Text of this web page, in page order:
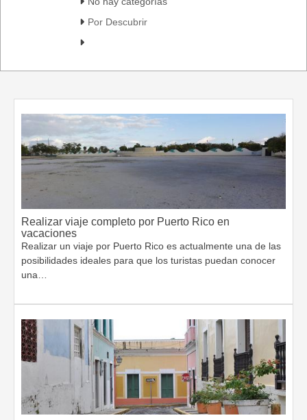
Por Descubrir
Realizar viaje completo por Puerto Rico en
vacaciones
Realizar un viaje por Puerto Rico es actualmente una de las
posibilidades ideales para que los turistas puedan conocer
una…